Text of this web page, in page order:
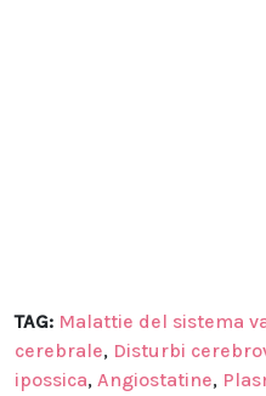
TAG: Malattie del sistema
cerebrale, Disturbi
ipossica, Angiostatine,